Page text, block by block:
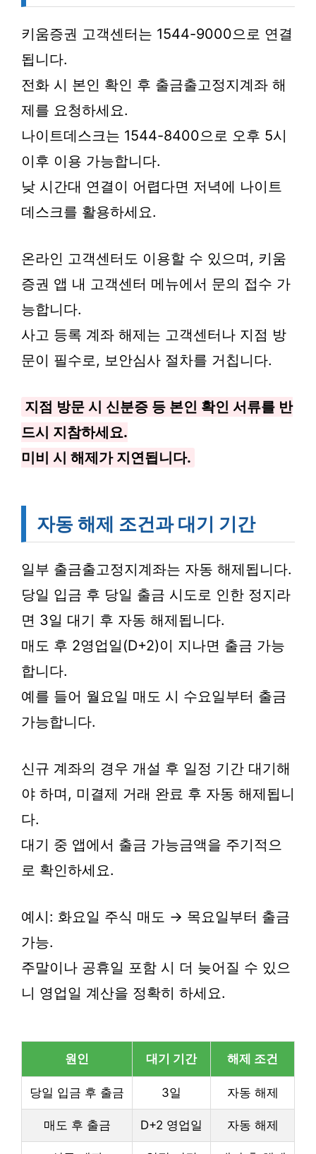
키움증권 고객센터는 1544-9000으로 연결
됩니다.
전화 시 본인 확인 후 출금출고정지계좌 해
제를 요청하세요.
나이트데스크는 1544-8400으로 오후 5시
이후 이용 가능합니다.
낮 시간대 연결이 어렵다면 저녁에 나이트
데스크를 활용하세요.
온라인 고객센터도 이용할 수 있으며, 키움
증권 앱 내 고객센터 메뉴에서 문의 접수 가
능합니다.
사고 등록 계좌 해제는 고객센터나 지점 방
문이 필수로, 보안심사 절차를 거칩니다.
지점 방문 시 신분증 등 본인 확인 서류를 반
드시 지참하세요.
미비 시 해제가 지연됩니다.
자동 해제 조건과 대기 기간
일부 출금출고정지계좌는 자동 해제됩니다.
당일 입금 후 당일 출금 시도로 인한 정지라
면 3일 대기 후 자동 해제됩니다.
매도 후 2영업일(D+2)이 지나면 출금 가능
합니다.
예를 들어 월요일 매도 시 수요일부터 출금
가능합니다.
신규 계좌의 경우 개설 후 일정 기간 대기해
야 하며, 미결제 거래 완료 후 자동 해제됩니
다.
대기 중 앱에서 출금 가능금액을 주기적으
로 확인하세요.
예시: 화요일 주식 매도 → 목요일부터 출금
가능.
주말이나 공휴일 포함 시 더 늦어질 수 있으
니 영업일 계산을 정확히 하세요.
원인 대기 기간 해제 조건
당일 입금 후 출금 3일 자동 해제
매도 후 출금 D+2 영업일 자동 해제